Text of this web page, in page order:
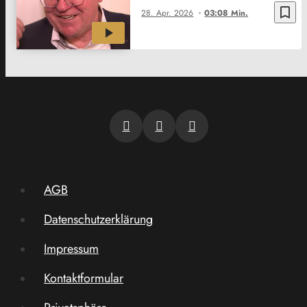
bookmark_border
28. Apr. 2026 03:08 Min.
AGB
Datenschutzerklärung
Impressum
Kontaktformular